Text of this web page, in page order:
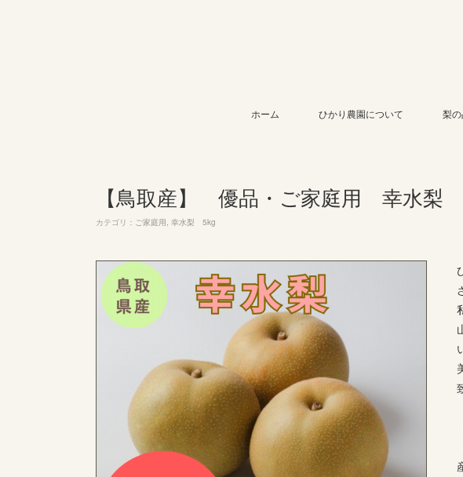
ホーム ひかり農園について 梨
【鳥取産】 優品・ご家庭用 幸水梨
カテゴリ ： ご家庭用 幸水梨 5kg